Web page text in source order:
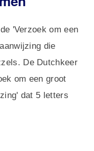
'Verzoek om een
die
De Dutchkeer
om een groot
dat 5 letters